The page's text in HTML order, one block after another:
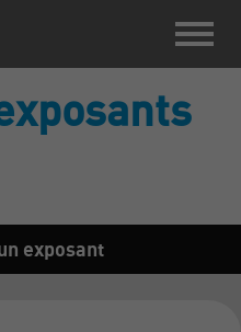
exposant